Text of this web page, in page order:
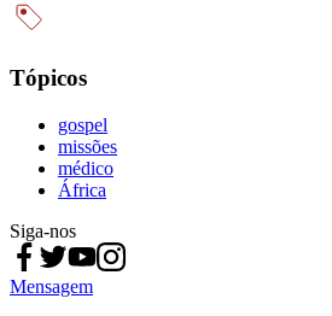
Tópicos
gospel
missões
médico
África
Siga-nos
Mensagem